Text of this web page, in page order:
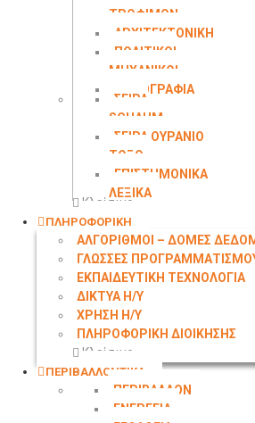
ΤΡΟΦΙΜΩΝ
ΑΡΧΙΤΕΚΤΟΝΙΚΗ
ΠΟΛΙΤΙΚΟΙ
ΜΗΧΑΝΙΚΟΙ
ΤΟΠΟΓΡΑΦΙΑ
ΣΕΙΡΑ
SCHAUM
ΣΕΙΡΑ ΟΥΡΑΝΙΟ
ΤΟΞΟ
ΕΠΙΣΤΗΜΟΝΙΚΑ
ΛΕΞΙΚΑ
Κλείσιμο
ΠΛΗΡΟΦΟΡΙΚΗ
ΑΛΓΟΡΙΘΜΟΙ – ΔΟΜΕΣ
ΓΛΩΣΣΕΣ
ΕΚΠΑΙΔΕΥΤΙΚΗ ΤΕΧΝΟΛΟΓΙΑ
ΔΙΚΤΥΑ Η/Υ
ΧΡΗΣΗ Η/Υ
ΠΛΗΡΟΦΟΡΙΚΗ ΔΙΟΙΚΗΣΗΣ
Κλείσιμο
ΠΕΡΙΒΑΛΛΟΝΤΙΚΑ
ΠΕΡΙΒΑΛΛΟΝ
ΕΝΕΡΓΕΙΑ